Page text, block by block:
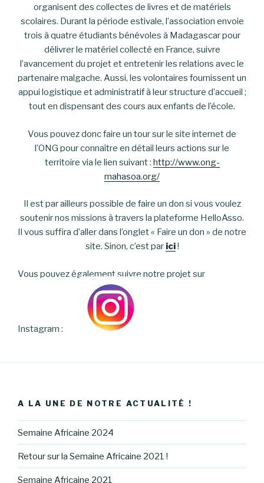
organisent des collectes de livres et de matériels
scolaires. Durant la période estivale, l’association envoie
trois à quatre étudiants bénévoles à Madagascar pour
délivrer le matériel collecté en France, suivre
l’avancement du projet et entretenir les relations avec le
partenaire malgache. Aussi, les volontaires fournissent un
appui logistique et administratif à leur structure d’accueil ;
tout en dispensant des cours aux enfants de l’école.
Vous pouvez donc faire un tour sur le site internet de
l’ONG pour connaître en détail leurs actions sur le
territoire via le lien suivant : http://www.ong-
mahasoa.org/
Il est par ailleurs possible de faire un don si vous voulez
soutenir nos missions à travers la plateforme HelloAsso.
Il vous suffira d’aller dans l’onglet « Faire un don » de notre
site. Sinon, c’est par ici!
Vous pouvez également suivre notre projet sur
Instagram :
A LA UNE DE NOTRE ACTUALITÉ !
Semaine Africaine 2024
Retour sur la Semaine Africaine 2021 !
Semaine Africaine 2021